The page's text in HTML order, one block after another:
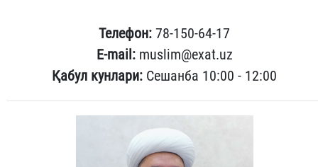
Телефон: 78-150-64-17
E-mail:muslim@exat.uz
Қабул кунлари: Сешанба 10:00 - 12:00